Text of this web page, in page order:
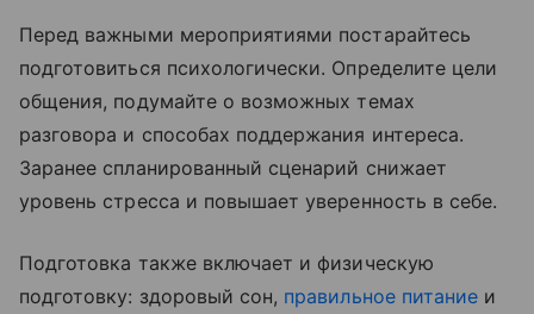
Перед важными мероприятиями постарайтесь
подготовиться психологически. Определите цели
общения, подумайте о возможных темах
разговора и способах поддержания интереса.
Заранее спланированный сценарий снижает
уровень стресса и повышает уверенность в себе.
Подготовка также включает и физическую
подготовку: здоровый сон, правильное питание и